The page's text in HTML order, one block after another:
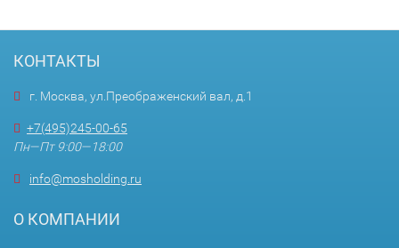
КОНТАКТЫ
г. Москва, ул.Преображенский вал, д.1
+7(495)245-00-65
Пн—Пт 9:00—18:00
info@mosholding.ru
О КОМПАНИИ